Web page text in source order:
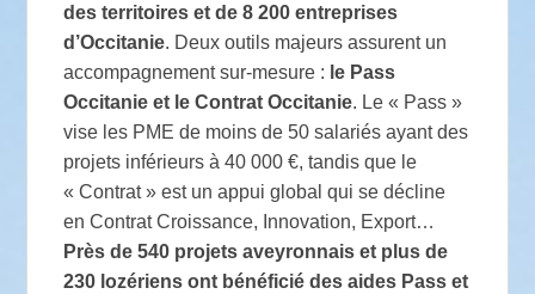
des territoires et de 8 200 entreprises
d’Occitanie. Deux outils majeurs assurent un
accompagnement sur-mesure : le Pass
Occitanie et le Contrat Occitanie. Le « Pass »
vise les PME de moins de 50 salariés ayant des
projets inférieurs à 40 000 €, tandis que le
« Contrat » est un appui global qui se décline
en Contrat Croissance, Innovation, Export…
Près de 540 projets aveyronnais et plus de
230 lozériens ont bénéficié des aides Pass et